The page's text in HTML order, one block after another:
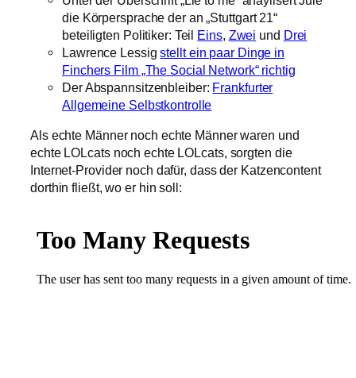
die Körpersprache der an „Stuttgart 21“
beteiligten Politiker: Teil Eins, Zwei und Drei
Lawrence Lessigstellt ein paar Dinge in
Finchers Film „The Social Network“ richtig
Der Abspannsitzenbleiber: Frankfurter
Allgemeine Selbstkontrolle
Als echte Männer noch echte Männer waren und
echte LOLcats noch echte LOLcats, sorgten die
Internet-Provider noch dafür, dass der Katzencontent
dorthin fließt, wo er hin soll: